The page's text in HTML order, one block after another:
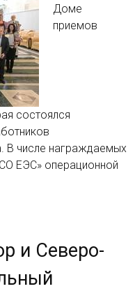
Доме
приемов
состоялся
В числе награждаемых
ЕЭС» операционной
и Северо-